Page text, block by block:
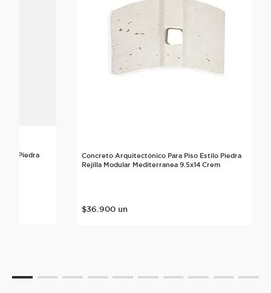
Piedra
Concreto Arquitectónico Para Piso Estilo Piedra
Rejilla Modular Mediterranea 9.5x14 Crem
$36.900 un